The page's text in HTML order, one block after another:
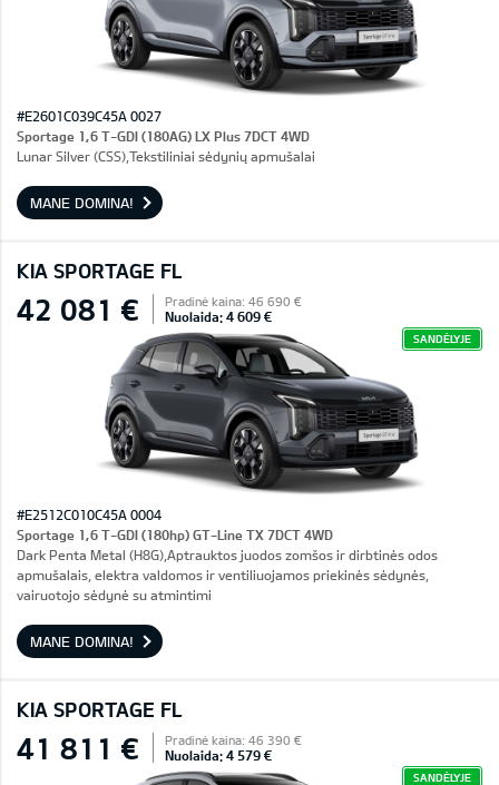
#E2601C039C45A 0027
Sportage 1,6 T-GDI (180AG) LX Plus 7DCT 4WD
Lunar Silver (CSS),Tekstiliniai sėdynių apmušalai
MANE DOMINA!
KIA SPORTAGE FL
42 081 € Pradinė kaina: 46 690 €
Nuolaida: 4 609 €
SANDĖLYJE
#E2512C010C45A 0004
Sportage 1,6 T-GDI (180hp) GT-Line TX 7DCT 4WD
Dark Penta Metal (H8G),Aptrauktos juodos zomšos ir dirbtinės odos
apmušalais, elektra valdomos ir ventiliuojamos priekinės sėdynės,
vairuotojo sėdynė su atmintimi
MANE DOMINA!
KIA SPORTAGE FL
41 811 € Pradinė kaina: 46 390 €
Nuolaida: 4 579 €
SANDĖLYJE